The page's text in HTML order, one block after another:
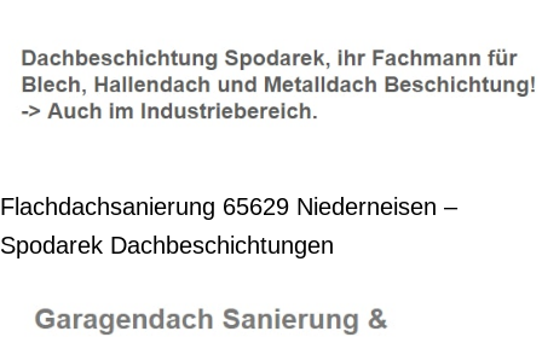
Flachdachsanierung 65629 Niederneisen –
Spodarek Dachbeschichtungen